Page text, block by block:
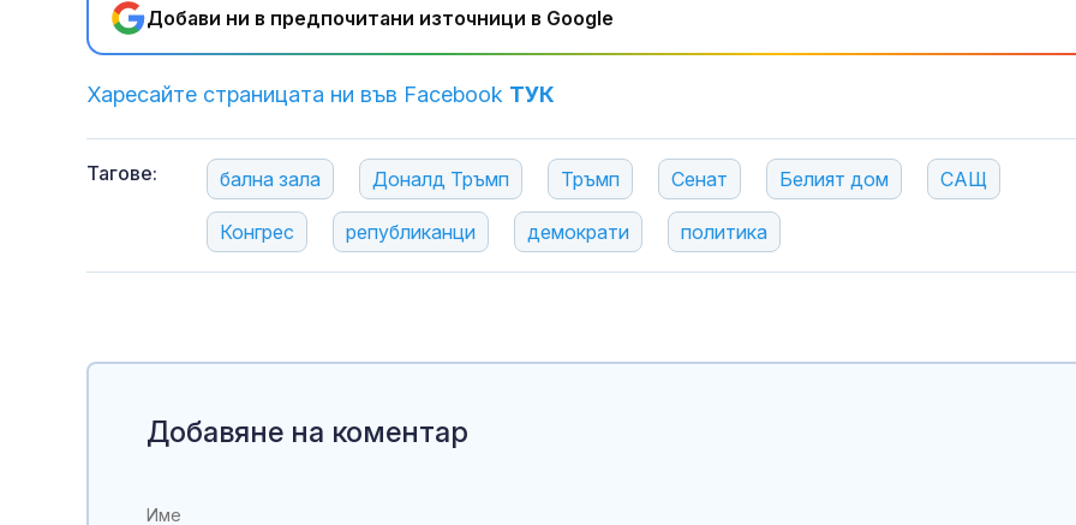
Добави ни в предпочитани източници в Google
Харесайте страницата ни във Facebook ТУК
Тагове: бална зала Доналд Тръмп Тръмп Сенат Белият дом САЩ
Конгрес републиканци демократи политика
Добавяне на коментар